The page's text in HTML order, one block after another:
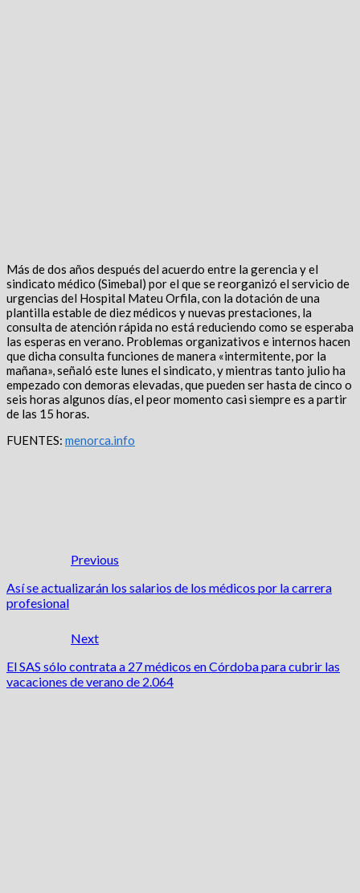
Más de dos años después del acuerdo entre la gerencia y el
sindicato médico (Simebal) por el que se reorganizó el servicio de
urgencias del Hospital Mateu Orfila, con la dotación de una
plantilla estable de diez médicos y nuevas prestaciones, la
consulta de atención rápida no está reduciendo como se esperaba
las esperas en verano. Problemas organizativos e internos hacen
que dicha consulta funciones de manera «intermitente, por la
mañana», señaló este lunes el sindicato, y mientras tanto julio ha
empezado con demoras elevadas, que pueden ser hasta de cinco o
seis horas algunos días, el peor momento casi siempre es a partir
de las 15 horas.
FUENTES: menorca.info
Previous
Así se actualizarán los salarios de los médicos por la carrera
profesional
Next
El SAS sólo contrata a 27 médicos en Córdoba para cubrir las
vacaciones de verano de 2.064